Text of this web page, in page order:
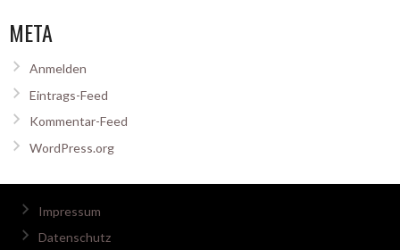
META
Anmelden
Eintrags-Feed
Kommentar-Feed
WordPress.org
Impressum
Datenschutz